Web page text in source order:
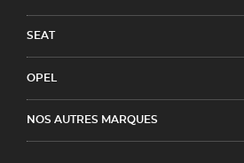
SEAT
OPEL
NOS AUTRES MARQUES